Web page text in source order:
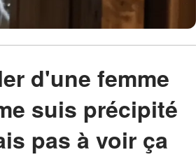
d'une femme
suis précipité
pas à voir ça